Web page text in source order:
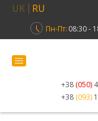
UK RU
Пн-Пт: 08:30 -
+38 (050)
+38 (093)